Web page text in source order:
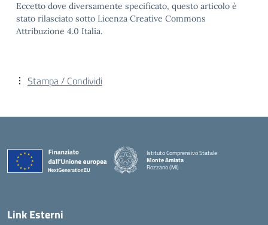
Eccetto dove diversamente specificato, questo articolo è
stato rilasciato sotto Licenza Creative Commons
Attribuzione 4.0 Italia.
Stampa / Condividi
Istituto Comprensivo Statale
Monte Amiata
Rozzano (MI)
Link Esterni